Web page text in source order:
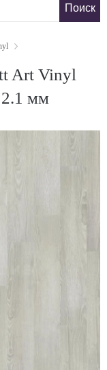
Art Vinyl
2.1 мм